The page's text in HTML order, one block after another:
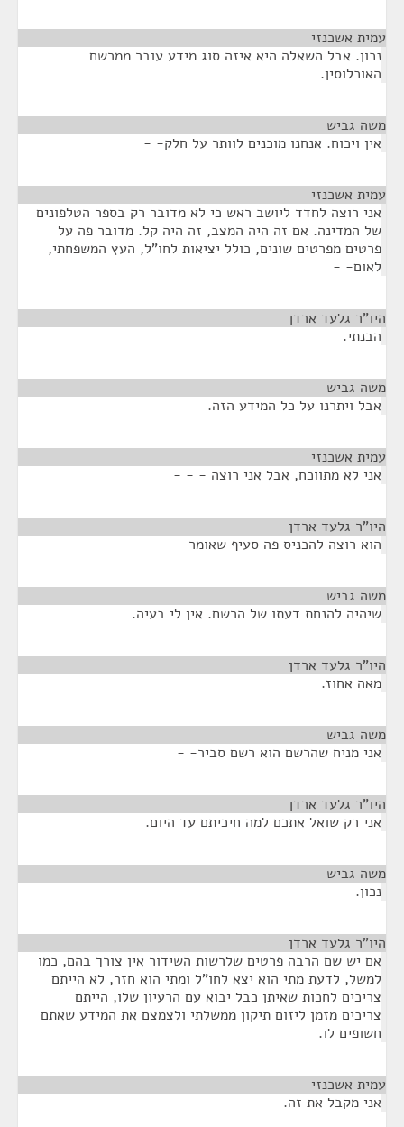
עמית אשכנזי
נכון. אבל השאלה היא איזה סוג מידע עובר ממרשם
האוכלוסין.
משה גביש
אין ויכוח. אנחנו מוכנים לוותר על חלק- -
עמית אשכנזי
אני רוצה לחדד ליושב ראש כי לא מדובר רק בספר הטלפונים
של המדינה. אם זה היה המצב, זה היה קל. מדובר פה על
פרטים מפרטים שונים, כולל יציאות לחו"ל, העץ המשפחתי,
לאום- -
היו"ר גלעד ארדן
הבנתי.
משה גביש
אבל ויתרנו על כל המידע הזה.
עמית אשכנזי
אני לא מתווכח, אבל אני רוצה - - -
היו"ר גלעד ארדן
הוא רוצה להכניס פה סעיף שאומר- -
משה גביש
שיהיה להנחת דעתו של הרשם. אין לי בעיה.
היו"ר גלעד ארדן
מאה אחוז.
משה גביש
אני מניח שהרשם הוא רשם סביר- -
היו"ר גלעד ארדן
אני רק שואל אתכם למה חיכיתם עד היום.
משה גביש
נכון.
היו"ר גלעד ארדן
אם יש שם הרבה פרטים שלרשות השידור אין צורך בהם, כמו
למשל, לדעת מתי הוא יצא לחו"ל ומתי הוא חזר, לא הייתם
צריכים לחכות שאיתן כבל יבוא עם הרעיון שלו, הייתם
צריכים מזמן ליזום תיקון ממשלתי ולצמצם את המידע שאתם
חשופים לו.
עמית אשכנזי
אני מקבל את זה.